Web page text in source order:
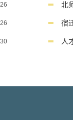
北
宿
人